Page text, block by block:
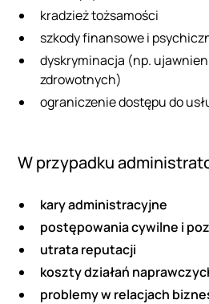
kradzież tożsamości
szkody finansowe i
dyskryminacja (np.
zdrowotnych)
ograniczenie dostępu do
W przypadku
kary administracyjne
postępowania cywilne i
utrata reputacji
koszty działań
problemy w relacjach